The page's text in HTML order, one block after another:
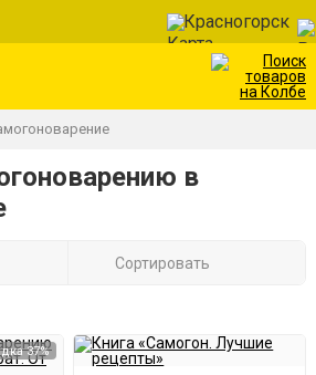
Красногорск
в
Сортировать
37%